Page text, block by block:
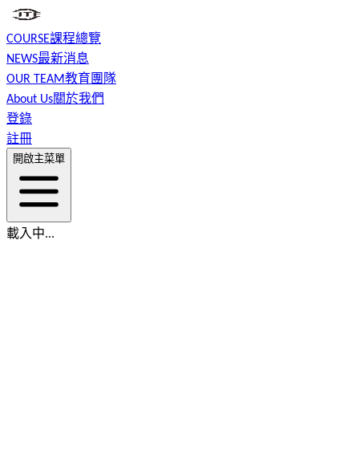
COURSE課程總覽
NEWS最新消息
OUR TEAM教育團隊
About Us關於我們
登錄
註冊
開啟主菜單
載入中...